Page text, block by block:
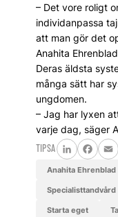
– Det vore roligt
individanpassa
att man gör det
Anahita
Deras äldsta
många sätt har
ungdomen.
– Jag har lyxen
varje dag, säger
TIPSA
LinkedIn
Anahita Ehrenblad
specialisttandvård
starta eget